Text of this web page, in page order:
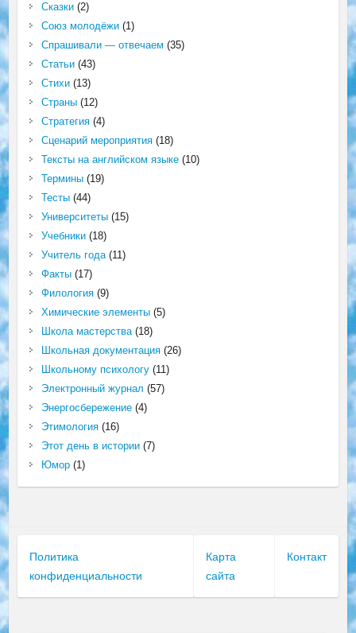
Сказки(2)
Союз молодёжи(1)
Спрашивали — отвечаем (35)
Статьи(43)
Стихи(13)
Страны(12)
Стратегия(4)
Сценарий мероприятия(18)
Тексты на английском языке(10)
Термины(19)
Тесты(44)
Университеты(15)
Учебники(18)
Учитель года(11)
Факты(17)
Филология(9)
Химические элементы(5)
Школа мастерства(18)
Школьная документация(26)
Школьному психологу(11)
Электронный журнал (57)
Энергосбережение(4)
Этимология(16)
Этот день в истории(7)
Юмор(1)
Политика
конфиденциальности
Карта
сайта
Контакт